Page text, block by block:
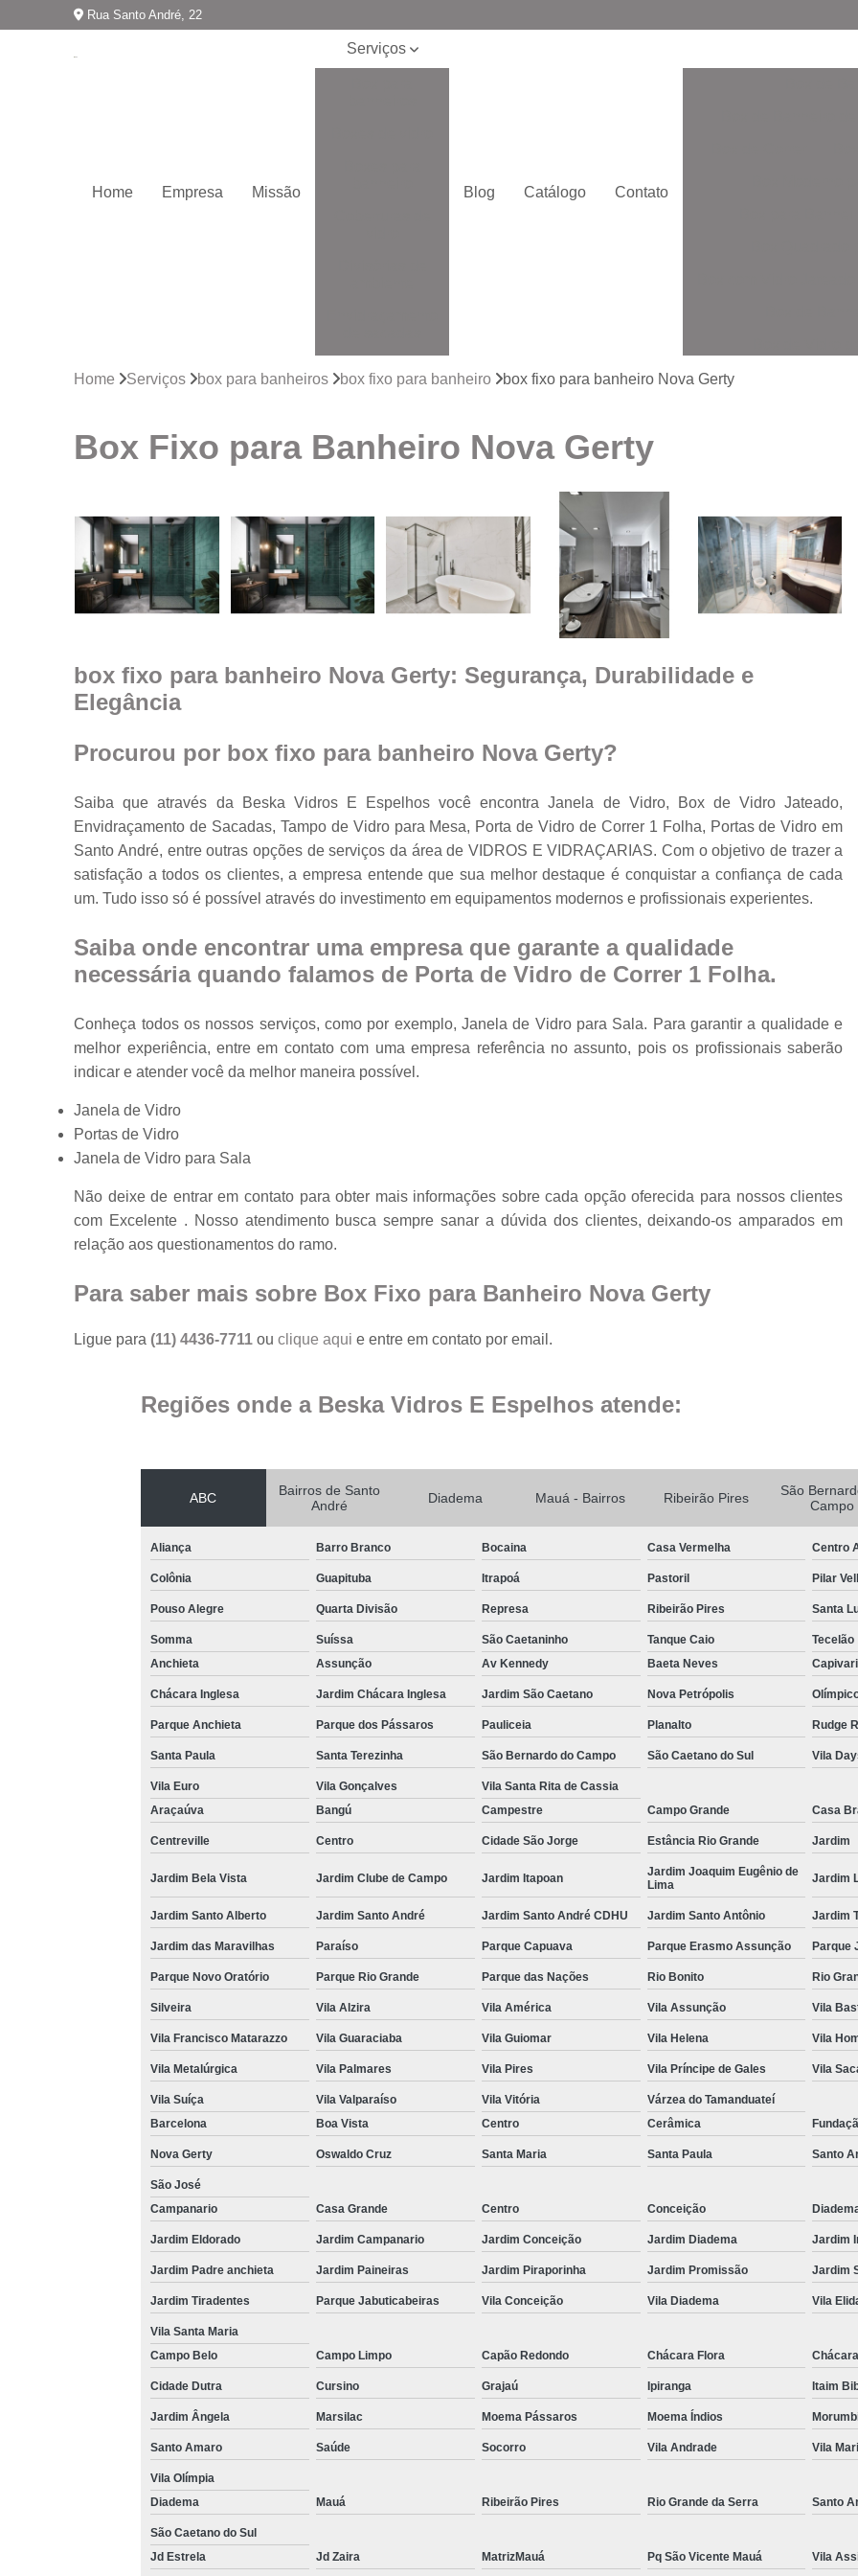
Rua Santo André, 22
Home Empresa Missão
Serviços
de varandas
Espelhos em
ambientes
Fechamento de
ambiente com
vidro
Guarda corpo
vidro
Janelas em
vidro
Porta feita de
vidro
Portas de vidro
Portas em vidro
Vidros
temperados
Blog Catálogo Contato
Box de Vidro
Box
Box
Box de
Box de Vidro
Box para
Cobertura de
Cobertura de Vidro
Cobertura
Divisória de
Divisória de Vidro
Fechamento de
Fechamento de
Espelho São
Espelho
Espelho de
Espelho
Espelho Moderno
Espelho
Espelho de
Espelho Decorativo
Espelho Grande para
Espelho para
Espelho para
Home Serviços box para banheiros box fixo para banheiro box fixo para banheiro Nova Gerty
Box Fixo para Banheiro Nova Gerty
box fixo para banheiro Nova Gerty: Segurança, Durabilidade e
Elegância
Procurou por box fixo para banheiro Nova Gerty?
Saiba que através da Beska Vidros E Espelhos você encontra Janela de Vidro, Box de Vidro Jateado,
Envidraçamento de Sacadas, Tampo de Vidro para Mesa, Porta de Vidro de Correr 1 Folha, Portas de Vidro em
Santo André, entre outras opções de serviços da área de VIDROS E VIDRAÇARIAS. Com o objetivo de trazer a
satisfação a todos os clientes, a empresa entende que sua melhor destaque é conquistar a confiança de cada
um. Tudo isso só é possível através do investimento em equipamentos modernos e profissionais experientes.
Saiba onde encontrar uma empresa que garante a qualidade
necessária quando falamos de Porta de Vidro de Correr 1 Folha.
Conheça todos os nossos serviços, como por exemplo, Janela de Vidro para Sala. Para garantir a qualidade e
melhor experiência, entre em contato com uma empresa referência no assunto, pois os profissionais saberão
indicar e atender você da melhor maneira possível.
Janela de Vidro
Portas de Vidro
Janela de Vidro para Sala
Não deixe de entrar em contato para obter mais informações sobre cada opção oferecida para nossos clientes
com Excelente . Nosso atendimento busca sempre sanar a dúvida dos clientes, deixando-os amparados em
relação aos questionamentos do ramo.
Para saber mais sobre Box Fixo para Banheiro Nova Gerty
Ligue para(11) 4436-7711ouclique aqui e entre em contato por email.
Regiões onde a Beska Vidros E Espelhos atende:
ABC
Bairros de Santo
André
Diadema Mauá - Bairros Ribeirão Pires
São
Campo
Aliança Barro Branco Bocaina Casa Vermelha Centro
Colônia Guapituba Itrapoá Pastoril Pilar
Pouso Alegre Quarta Divisão Represa Ribeirão Pires Santa
Somma Suíssa São Caetaninho Tanque Caio
Tecelão
Anchieta
Assunção Av Kennedy Baeta Neves Capivari
Chácara Inglesa Jardim Chácara Inglesa Jardim São Caetano Nova Petrópolis
Parque Anchieta Parque dos Pássaros Pauliceia Planalto Rudge
Santa Paula Santa Terezinha São Bernardo do Campo São Caetano do Sul Vila
Vila Euro Vila Gonçalves
Vila Santa Rita de Cassia
Araçaúva
Bangú Campestre Campo Grande Casa
Centreville Centro Cidade São Jorge Estância Rio Grande Jardim
Jardim Bela Vista Jardim Clube de Campo Jardim Itapoan
Jardim Joaquim Eugênio de
Lima
Jardim
Jardim Santo Alberto Jardim Santo André Jardim Santo André CDHU Jardim Santo Antônio Jardim
Jardim das Maravilhas Paraíso Parque Capuava Parque Erasmo Assunção Parque
Parque Novo Oratório Parque Rio Grande Parque das Nações Rio Bonito Rio
Silveira Vila Alzira Vila América Vila Assunção Vila
Vila Francisco Matarazzo Vila Guaraciaba Vila Guiomar Vila Helena Vila
Vila Metalúrgica Vila Palmares Vila Pires Vila Príncipe de Gales Vila
Vila Suíça Vila Valparaíso Vila Vitória
Várzea do Tamanduateí
Barcelona
Boa Vista Centro Cerâmica
Nova Gerty Oswaldo Cruz Santa Maria Santa Paula Santo
São José
Campanario
Casa Grande Centro Conceição
Jardim Eldorado Jardim Campanario Jardim Conceição Jardim Diadema Jardim
Jardim Padre anchieta Jardim Paineiras Jardim Piraporinha Jardim Promissão Jardim
Jardim Tiradentes Parque Jabuticabeiras Vila Conceição Vila Diadema Vila
Vila Santa Maria
Campo Belo
Campo Limpo Capão Redondo Chácara Flora
Cidade Dutra Cursino Grajaú Ipiranga Itaim
Jardim Ângela Marsilac Moema Pássaros Moema Índios
Santo Amaro Saúde Socorro Vila Andrade Vila
Vila Olímpia
Diadema
Mauá Ribeirão Pires Rio Grande da Serra Santo
São Caetano do Sul
Jd Estrela
Jd Zaira MatrizMauá Pq São Vicente Mauá Vila